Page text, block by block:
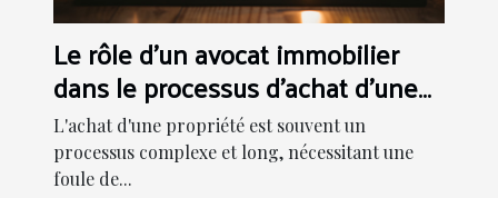
Le rôle d'un avocat immobilier
dans le processus d'achat d'une
propriété
L'achat d'une propriété est souvent un
processus complexe et long, nécessitant une
foule de...